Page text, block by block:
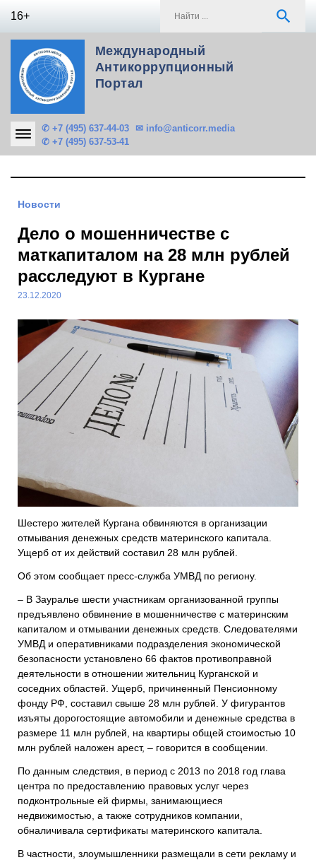
16+ search
Международный
Антикоррупционный
Портал
✆ +7 (495) 637-44-03
✆ +7 (495) 637-53-41
✉ info@anticorr.media
Новости
Дело о мошенничестве с
маткапиталом на 28 млн рублей
расследуют в Кургане
23.12.2020
Шестеро жителей Кургана обвиняются в организации
отмывания денежных средств материнского капитала.
Ущерб от их действий составил 28 млн рублей.
Об этом сообщает пресс-служба УМВД по региону.
– В Зауралье шести участникам организованной группы
предъявлено обвинение в мошенничестве с материнским
капиталом и отмывании денежных средств. Следователями
УМВД и оперативниками подразделения экономической
безопасности установлено 66 фактов противоправной
деятельности в отношении жительниц Курганской и
соседних областей. Ущерб, причиненный Пенсионному
фонду РФ, составил свыше 28 млн рублей. У фигурантов
изъяты дорогостоящие автомобили и денежные средства в
размере 11 млн рублей, на квартиры общей стоимостью 10
млн рублей наложен арест, – говорится в сообщении.
По данным следствия, в период с 2013 по 2018 год глава
центра по предоставлению правовых услуг через
подконтрольные ей фирмы, занимающиеся
недвижимостью, а также сотрудников компании,
обналичивала сертификаты материнского капитала.
В частности, злоумышленники размещали в сети рекламу и